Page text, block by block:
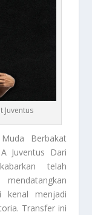
Juventus
Berbakat
Juventus Dari
telah
kenal menjadi
Transfer ini